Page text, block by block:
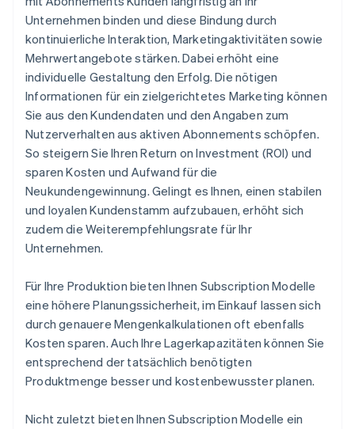
Unternehmen binden und diese Bindung durch
kontinuierliche Interaktion, Marketingaktivitäten sowie
Mehrwertangebote stärken. Dabei erhöht eine
individuelle Gestaltung den Erfolg. Die nötigen
Informationen für ein zielgerichtetes Marketing können
Sie aus den Kundendaten und den Angaben zum
Nutzerverhalten aus aktiven Abonnements schöpfen.
So steigern Sie Ihren Return on Investment (ROI) und
sparen Kosten und Aufwand für die
Neukundengewinnung. Gelingt es Ihnen, einen stabilen
und loyalen Kundenstamm aufzubauen, erhöht sich
zudem die Weiterempfehlungsrate für Ihr
Unternehmen.
Für Ihre Produktion bieten Ihnen Subscription Modelle
eine höhere Planungssicherheit, im Einkauf lassen sich
durch genauere Mengenkalkulationen oft ebenfalls
Kosten sparen. Auch Ihre Lagerkapazitäten können Sie
entsprechend der tatsächlich benötigten
Produktmenge besser und kostenbewusster planen.
Nicht zuletzt bieten Ihnen Subscription Modelle ein